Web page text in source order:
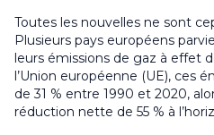
Toutes les nouvelles ne sont
Plusieurs pays européens
leurs émissions de gaz à effet
l’Union européenne (UE), ces
de 31 % entre 1990 et 2020,
réduction nette de 55 % à